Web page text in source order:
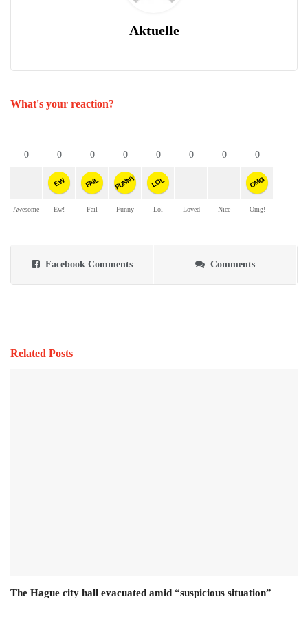
Aktuelle
What's your reaction?
0
Awesome
0
EW
Ew!
0
FAIL
Fail
0
FUNNY
Funny
0
LOL
Lol
0
Loved
0
Nice
0
OMG
Omg!
Facebook Comments Comments
Related Posts
The Hague city hall evacuated amid “suspicious situation”